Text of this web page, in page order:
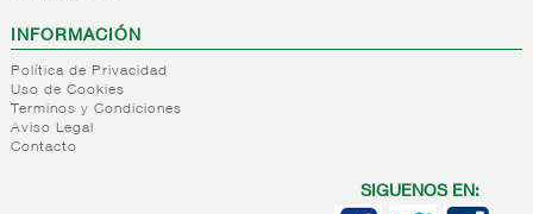
INFORMACIÓN
Política de Privacidad
Uso de Cookies
Terminos y Condiciones
Aviso Legal
Contacto
SIGUENOS EN: